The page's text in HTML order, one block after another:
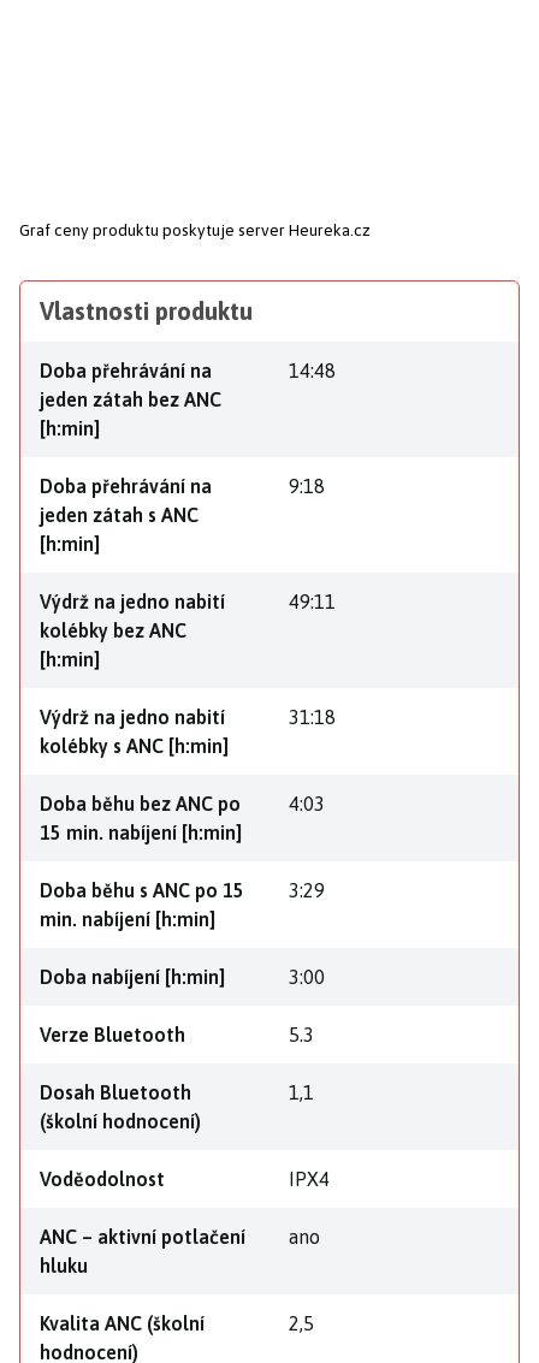
Graf ceny produktu poskytuje server Heureka.cz
Vlastnosti produktu
Doba přehrávání na
jeden zátah bez ANC
[h:min]
14:48
Doba přehrávání na
jeden zátah s ANC
[h:min]
9:18
Výdrž na jedno nabití
kolébky bez ANC
[h:min]
49:11
Výdrž na jedno nabití
kolébky s ANC [h:min]
31:18
Doba běhu bez ANC po
15 min. nabíjení [h:min]
4:03
Doba běhu s ANC po 15
min. nabíjení [h:min]
3:29
Doba nabíjení [h:min] 3:00
Verze Bluetooth 5.3
Dosah Bluetooth
(školní hodnocení)
1,1
Voděodolnost IPX4
ANC – aktivní potlačení
hluku
ano
Kvalita ANC (školní
hodnocení)
2,5